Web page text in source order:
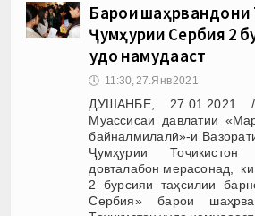
Барои шаҳрвандони
Ҷумҳурии Сербия 2
ҷудо намудааст
🕔 11:30, 27.Янв 2021
ДУШАНБЕ, 27.01.2021 /
Муассисаи давлатии
байналмилалӣ»-и
Ҷумҳурии
довталабон мерасонад,
2 бурсияи таҳсилии
Сербия» барои